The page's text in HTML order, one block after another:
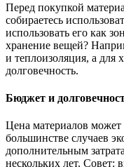
Перед покупкой
собираетесь
использовать его как
хранение вещей?
и теплоизоляция, а для
долговечность.
Бюджет и
Цена материалов может
большинстве случаев
дополнительным
нескольких лет. Совет: